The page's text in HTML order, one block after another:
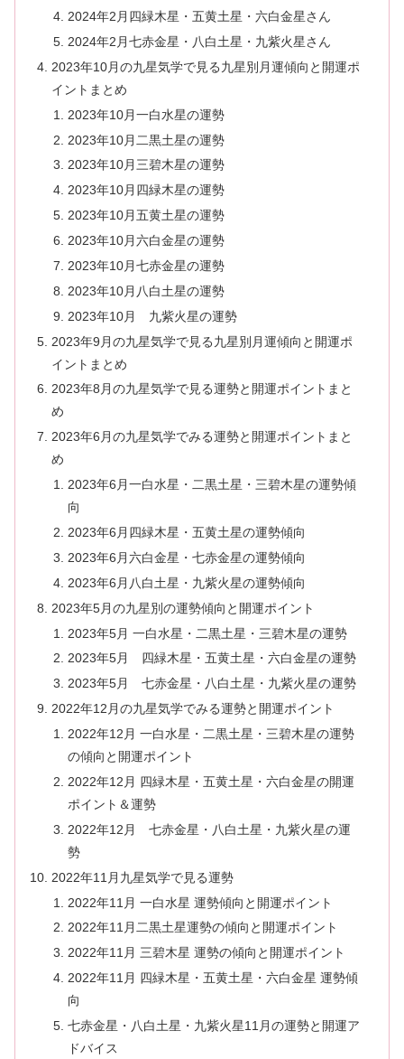
2024年2月四緑木星・五黄土星・六白金星さん
2024年2月七赤金星・八白土星・九紫火星さん
2023年10月の九星気学で見る九星別月運傾向と開運ポ
イントまとめ
2023年10月一白水星の運勢
2023年10月二黒土星の運勢
2023年10月三碧木星の運勢
2023年10月四緑木星の運勢
2023年10月五黄土星の運勢
2023年10月六白金星の運勢
2023年10月七赤金星の運勢
2023年10月八白土星の運勢
2023年10月 九紫火星の運勢
2023年9月の九星気学で見る九星別月運傾向と開運ポ
イントまとめ
2023年8月の九星気学で見る運勢と開運ポイントまと
め
2023年6月の九星気学でみる運勢と開運ポイントまと
め
2023年6月一白水星・二黒土星・三碧木星の運勢傾
向
2023年6月四緑木星・五黄土星の運勢傾向
2023年6月六白金星・七赤金星の運勢傾向
2023年6月八白土星・九紫火星の運勢傾向
2023年5月の九星別の運勢傾向と開運ポイント
2023年5月 一白水星・二黒土星・三碧木星の運勢
2023年5月 四緑木星・五黄土星・六白金星の運勢
2023年5月 七赤金星・八白土星・九紫火星の運勢
2022年12月の九星気学でみる運勢と開運ポイント
2022年12月 一白水星・二黒土星・三碧木星の運勢
の傾向と開運ポイント
2022年12月 四緑木星・五黄土星・六白金星の開運
ポイント＆運勢
2022年12月 七赤金星・八白土星・九紫火星の運
勢
2022年11月九星気学で見る運勢
2022年11月 一白水星 運勢傾向と開運ポイント
2022年11月二黒土星運勢の傾向と開運ポイント
2022年11月 三碧木星 運勢の傾向と開運ポイント
2022年11月 四緑木星・五黄土星・六白金星 運勢傾
向
七赤金星・八白土星・九紫火星11月の運勢と開運ア
ドバイス